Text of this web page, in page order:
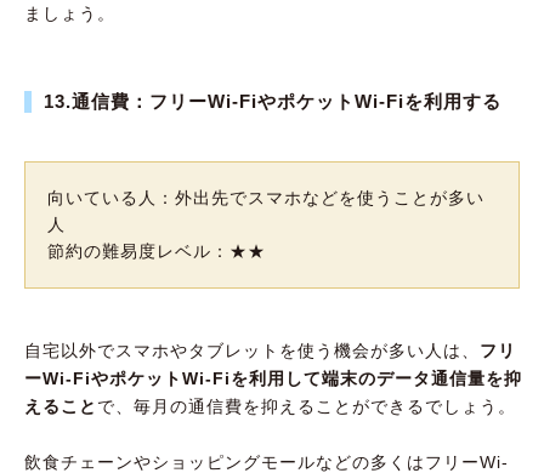
ましょう。
13.通信費：フリーWi-FiやポケットWi-Fiを利用する
向いている人：外出先でスマホなどを使うことが多い
人
節約の難易度レベル：★★
自宅以外でスマホやタブレットを使う機会が多い人は、 フリ
ーWi-FiやポケットWi-Fiを利用して端末のデータ通信量を抑
えること で、毎月の通信費を抑えることができるでしょう。
飲食チェーンやショッピングモールなどの多くはフリーWi-